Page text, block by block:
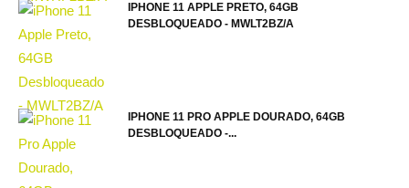
IPHONE 11 APPLE PRETO, 64GB
DESBLOQUEADO - MWLT2BZ/A
IPHONE 11 PRO APPLE DOURADO, 64GB
DESBLOQUEADO -...